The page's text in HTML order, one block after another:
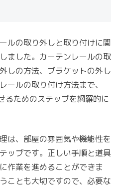
ルの取り外しと取り付けに関
ました。カーテンレールの取
しの方法、ブラケットの外し
ールの取り付け方法まで、
るためのステップを網羅的に
は、部屋の雰囲気や機能性を
ップです。正しい手順と道具
作業を進めることができま
ことも大切ですので、必要な